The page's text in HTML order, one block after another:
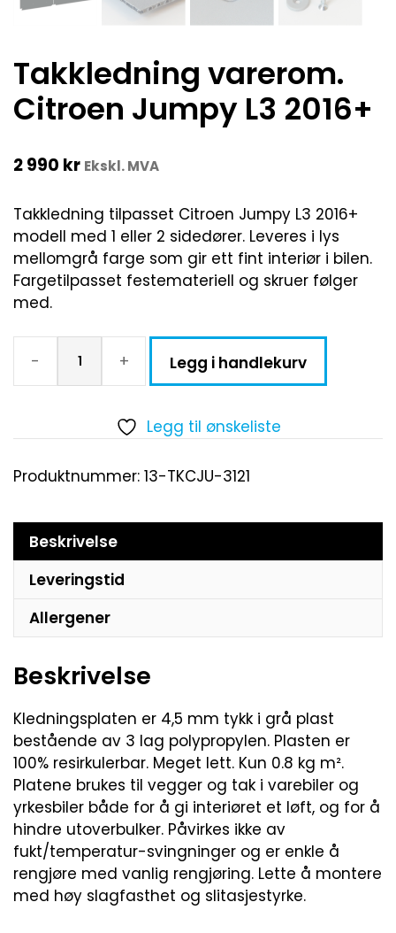
Takkledning varerom.
Citroen Jumpy L3 2016+
2 990 kr Ekskl. MVA
Takkledning tilpasset Citroen Jumpy L3 2016+
modell med 1 eller 2 sidedører. Leveres i lys
mellomgrå farge som gir ett fint interiør i bilen.
Fargetilpasset festemateriell og skruer følger
med.
- + Legg i handlekurv
Legg til ønskeliste
Produktnummer: 13-TKCJU-3121
Beskrivelse
Leveringstid
Allergener
Beskrivelse
Kledningsplaten er 4,5 mm tykk i grå plast
bestående av 3 lag polypropylen. Plasten er
100% resirkulerbar. Meget lett. Kun 0.8 kg m².
Platene brukes til vegger og tak i varebiler og
yrkesbiler både for å gi interiøret et løft, og for å
hindre utoverbulker. Påvirkes ikke av
fukt/temperatur-svingninger og er enkle å
rengjøre med vanlig rengjøring. Lette å montere
med høy slagfasthet og slitasjestyrke.